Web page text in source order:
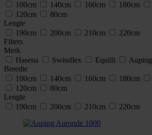
100cm
140cm 160cm 180cm
120cm
80cm
Lengte
190cm
200cm 210cm
220cm
Filters
Merk
Hasena
Swissflex Equilli
Auping
Breedte
100cm
140cm 160cm 180cm
120cm
80cm
Lengte
190cm
200cm 210cm 220cm